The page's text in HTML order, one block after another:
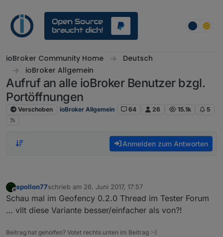
ioBroker Community Home
Deutsch
ioBroker Allgemein
Aufruf an alle ioBroker Benutzer bzgl.
Portöffnungen
Verschoben ioBroker Allgemein 64 26 15.1k 5
Anmelden zum Antworten
Offline
apollon77schrieb am 26. Juni 2017, 17:57
zuletzt editiert von
Schau mal im Geofency 0.2.0 Thread im Tester Forum
… vllt diese Variante besser/einfacher als von?!
Beitrag hat geholfen? Votet rechts unten im Beitrag :-)